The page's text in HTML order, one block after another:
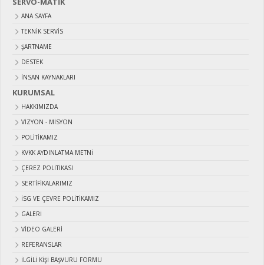
ANA SAYFA
TEKNİK SERVİS
ŞARTNAME
DESTEK
İNSAN KAYNAKLARI
KURUMSAL
HAKKIMIZDA
VIZYON - MISYON
POLITIKAMIZ
KVKK AYDINLATMA METNI
ÇEREZ POLITIKASI
SERTIFIKALARIMIZ
İSG VE ÇEVRE POLITIKAMIZ
GALERI
VIDEO GALERI
REFERANSLAR
İLGILI KIŞI BAŞVURU FORMU